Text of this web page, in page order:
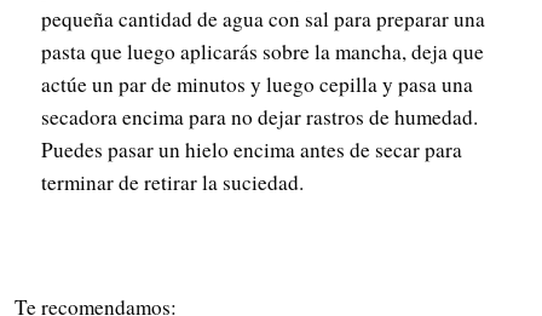
pequeña cantidad de agua con sal para preparar una
pasta que luego aplicarás sobre la mancha, deja que
actúe un par de minutos y luego cepilla y pasa una
secadora encima para no dejar rastros de humedad.
Puedes pasar un hielo encima antes de secar para
terminar de retirar la suciedad.
Te recomendamos: